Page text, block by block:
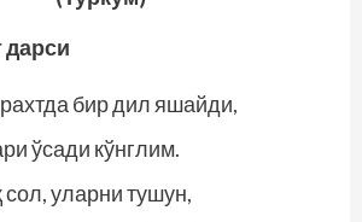
дарси
бир дил яшайди,
ўсади кўнглим.
сол, уларни тушун,